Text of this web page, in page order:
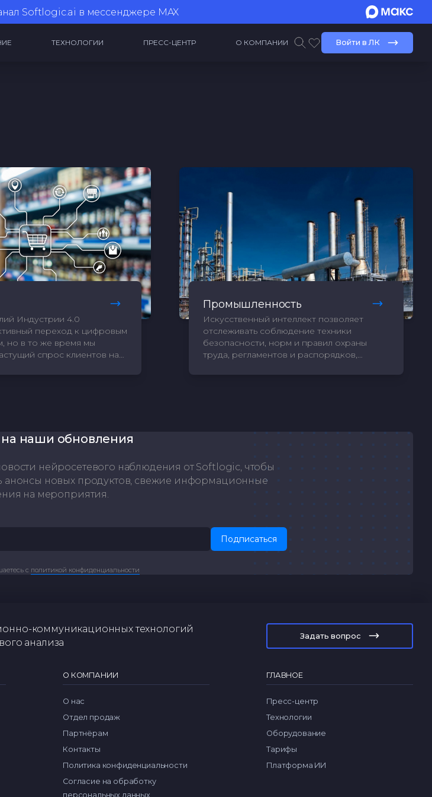
Softlogic.ai в мессенджере MAX
ТЕХНОЛОГИИ ПРЕСС-ЦЕНТР О КОМПАНИИ Войти в ЛК
Индустрии 4.0
переход к цифровым
но в то же время мы
спрос клиентов на
понимание ваших
Промышленность
Искусственный интеллект позволяет
отслеживать соблюдение техники
безопасности, норм и правил охраны
труда, регламентов и распорядков,
принятия управленческих решений. Наше
наши обновления
нейросетевого наблюдения от Softlogic, чтобы
анонсы новых продуктов, свежие информационные
на мероприятия.
Подписаться
с политикой конфиденциальности
коммуникационных технологий
анализа
Задать вопрос
О КОМПАНИИ
О нас
Отдел продаж
Партнёрам
Контакты
Политика конфиденциальности
Согласие на обработку
персональных данных
ГЛАВНОЕ
Пресс-центр
Технологии
Оборудование
Тарифы
Платформа ИИ